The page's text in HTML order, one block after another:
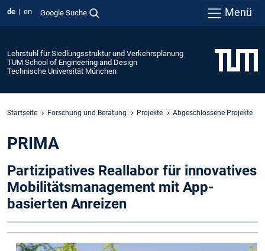
de en Google Suche Menü
Lehrstuhl für Siedlungsstruktur und Verkehrsplanung
TUM School of Engineering and Design
Technische Universität München
Startseite Forschung und Beratung Projekte Abgeschlossene Projekte
PRIMA
Partizipatives Reallabor für innovatives
Mobilitätsmanagement mit App-
basierten Anreizen